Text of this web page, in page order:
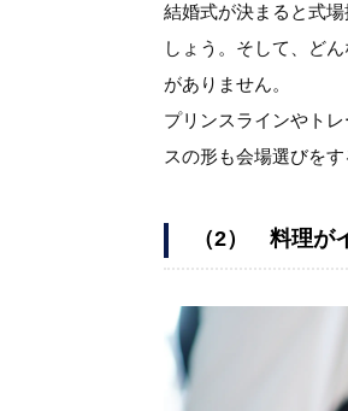
結婚式が決まると式
しょう。そして、ど
がありません。
プリンスラインやト
スの形も会場選びを
（2） 料理が